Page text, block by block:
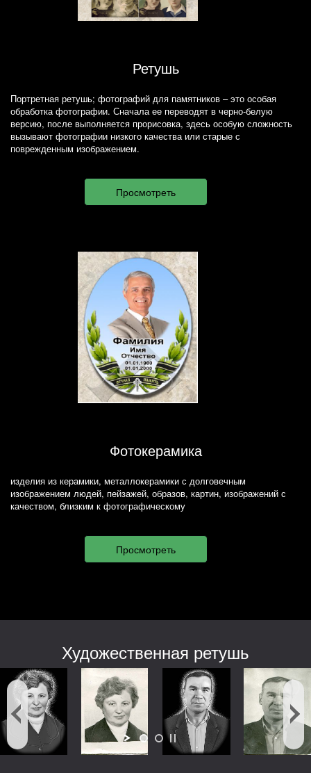
Ретушь
Портретная ретушь; фотографий для памятников – это особая
обработка фотографии. Сначала ее переводят в черно-белую
версию, после выполняется прорисовка, здесь особую сложность
вызывают фотографии низкого качества или старые с
поврежденным изображением.
Фотокерамика
изделия из керамики, металлокерамики с долговечным
изображением людей, пейзажей, образов, картин, изображений с
качеством, близким к фотографическому
Художественная ретушь